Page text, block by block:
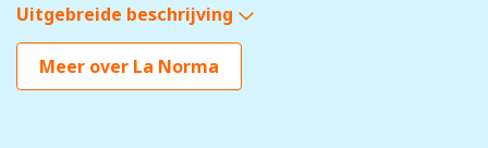
Uitgebreide beschrijving
Meer over La Norma